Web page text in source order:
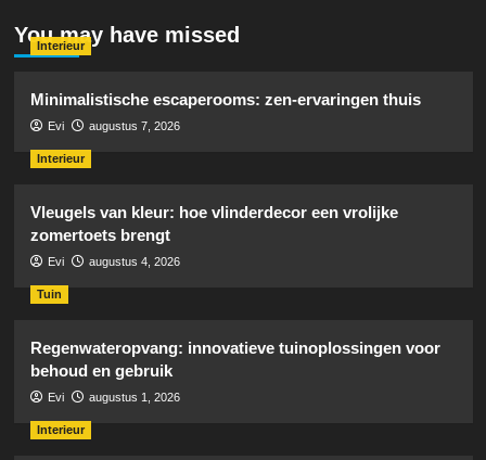
You may have missed
Interieur
Minimalistische escaperooms: zen-ervaringen thuis
Evi augustus 7, 2026
Interieur
Vleugels van kleur: hoe vlinderdecor een vrolijke
zomertoets brengt
Evi augustus 4, 2026
Tuin
Regenwateropvang: innovatieve tuinoplossingen voor
behoud en gebruik
Evi augustus 1, 2026
Interieur